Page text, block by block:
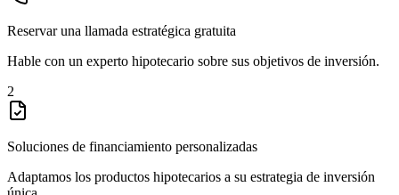
Reservar una llamada estratégica gratuita
Hable con un experto hipotecario sobre sus objetivos de inversión.
2
Soluciones de financiamiento personalizadas
Adaptamos los productos hipotecarios a su estrategia de inversión